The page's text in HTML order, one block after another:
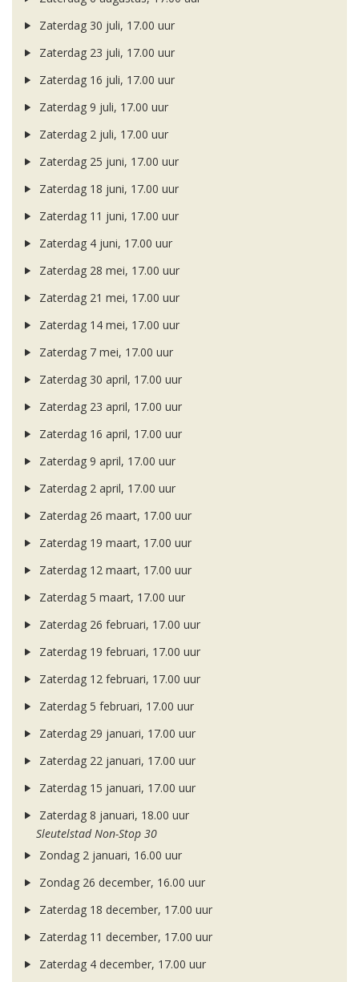
Zaterdag 30 juli, 17.00 uur
Zaterdag 23 juli, 17.00 uur
Zaterdag 16 juli, 17.00 uur
Zaterdag 9 juli, 17.00 uur
Zaterdag 2 juli, 17.00 uur
Zaterdag 25 juni, 17.00 uur
Zaterdag 18 juni, 17.00 uur
Zaterdag 11 juni, 17.00 uur
Zaterdag 4 juni, 17.00 uur
Zaterdag 28 mei, 17.00 uur
Zaterdag 21 mei, 17.00 uur
Zaterdag 14 mei, 17.00 uur
Zaterdag 7 mei, 17.00 uur
Zaterdag 30 april, 17.00 uur
Zaterdag 23 april, 17.00 uur
Zaterdag 16 april, 17.00 uur
Zaterdag 9 april, 17.00 uur
Zaterdag 2 april, 17.00 uur
Zaterdag 26 maart, 17.00 uur
Zaterdag 19 maart, 17.00 uur
Zaterdag 12 maart, 17.00 uur
Zaterdag 5 maart, 17.00 uur
Zaterdag 26 februari, 17.00 uur
Zaterdag 19 februari, 17.00 uur
Zaterdag 12 februari, 17.00 uur
Zaterdag 5 februari, 17.00 uur
Zaterdag 29 januari, 17.00 uur
Zaterdag 22 januari, 17.00 uur
Zaterdag 15 januari, 17.00 uur
Zaterdag 8 januari, 18.00 uur
Sleutelstad Non-Stop 30
Zondag 2 januari, 16.00 uur
Zondag 26 december, 16.00 uur
Zaterdag 18 december, 17.00 uur
Zaterdag 11 december, 17.00 uur
Zaterdag 4 december, 17.00 uur